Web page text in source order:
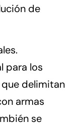
de
para los
que delimitan
armas
se